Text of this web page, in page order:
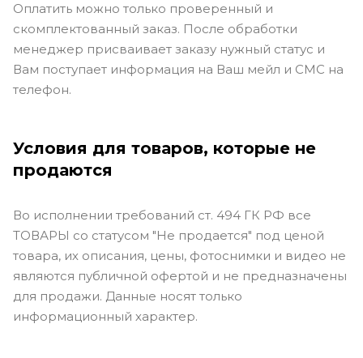
Оплатить можно только проверенный и
скомплектованный заказ. После обработки
менеджер присваивает заказу нужный статус и
Вам поступает информация на Ваш мейл и СМС на
телефон.
Условия для товаров, которые не
продаются
Во исполнении требований ст. 494 ГК РФ все
ТОВАРЫ со статусом "Не продается" под ценой
товара, их описания, цены, фотоснимки и видео не
являются публичной офертой и не предназначены
для продажи. Данные носят только
информационный характер.